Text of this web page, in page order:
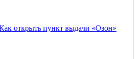
открыть пункт выдачи «Озон»